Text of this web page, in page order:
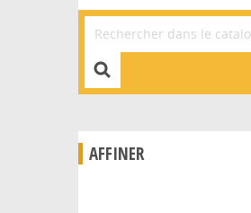
Affiner la Recherche
AFFINER